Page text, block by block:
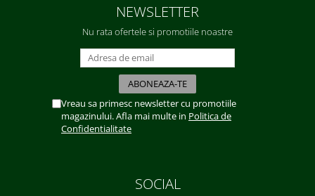
NEWSLETTER
Nu rata ofertele si promotiile noastre
Vreau sa primesc newsletter cu promotiile
magazinului. Afla mai multe in Politica de
Confidentialitate
SOCIAL